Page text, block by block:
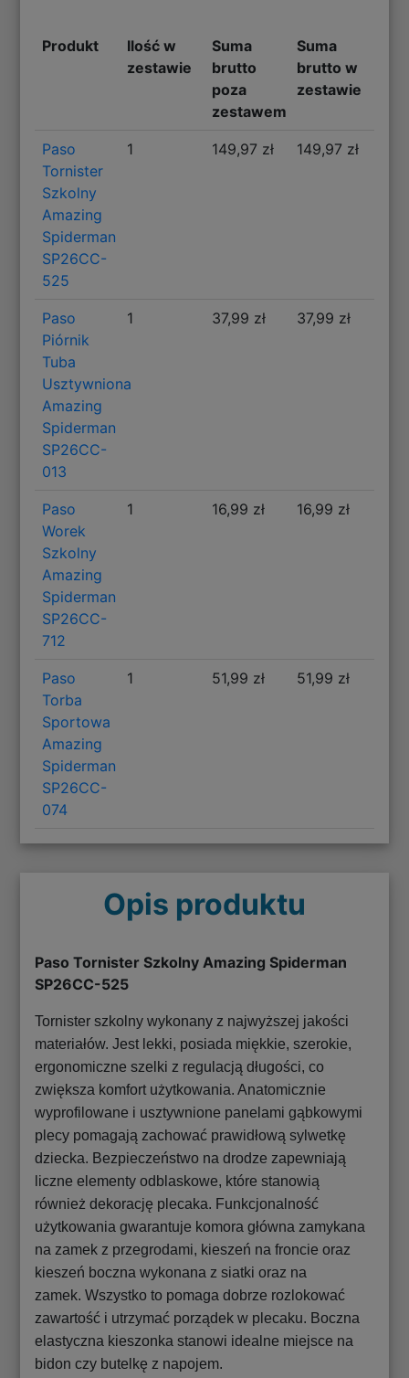
Produkt
Ilość w
zestawie
Suma
brutto
poza
zestawem
Suma
brutto w
zestawie
Paso
Tornister
Szkolny
Amazing
Spiderman
SP26CC-
525
1 149,97 zł 149,97 zł
Paso
Piórnik
Tuba
Usztywniona
Amazing
Spiderman
SP26CC-
013
1 37,99 zł 37,99 zł
Paso
Worek
Szkolny
Amazing
Spiderman
SP26CC-
712
1 16,99 zł 16,99 zł
Paso
Torba
Sportowa
Amazing
Spiderman
SP26CC-
074
1 51,99 zł 51,99 zł
Opis produktu
Paso Tornister Szkolny Amazing Spiderman
SP26CC-525
Tornister szkolny wykonany z najwyższej jakości
materiałów. Jest lekki, posiada miękkie, szerokie,
ergonomiczne szelki z regulacją długości, co
zwiększa komfort użytkowania. Anatomicznie
wyprofilowane i usztywnione panelami gąbkowymi
plecy pomagają zachować prawidłową sylwetkę
dziecka. Bezpieczeństwo na drodze zapewniają
liczne elementy odblaskowe, które stanowią
również dekorację plecaka. Funkcjonalność
użytkowania gwarantuje komora główna zamykana
na zamek z przegrodami, kieszeń na froncie oraz
kieszeń boczna wykonana z siatki oraz na
zamek. Wszystko to pomaga dobrze rozlokować
zawartość i utrzymać porządek w plecaku. Boczna
elastyczna kieszonka stanowi idealne miejsce na
bidon czy butelkę z napojem.